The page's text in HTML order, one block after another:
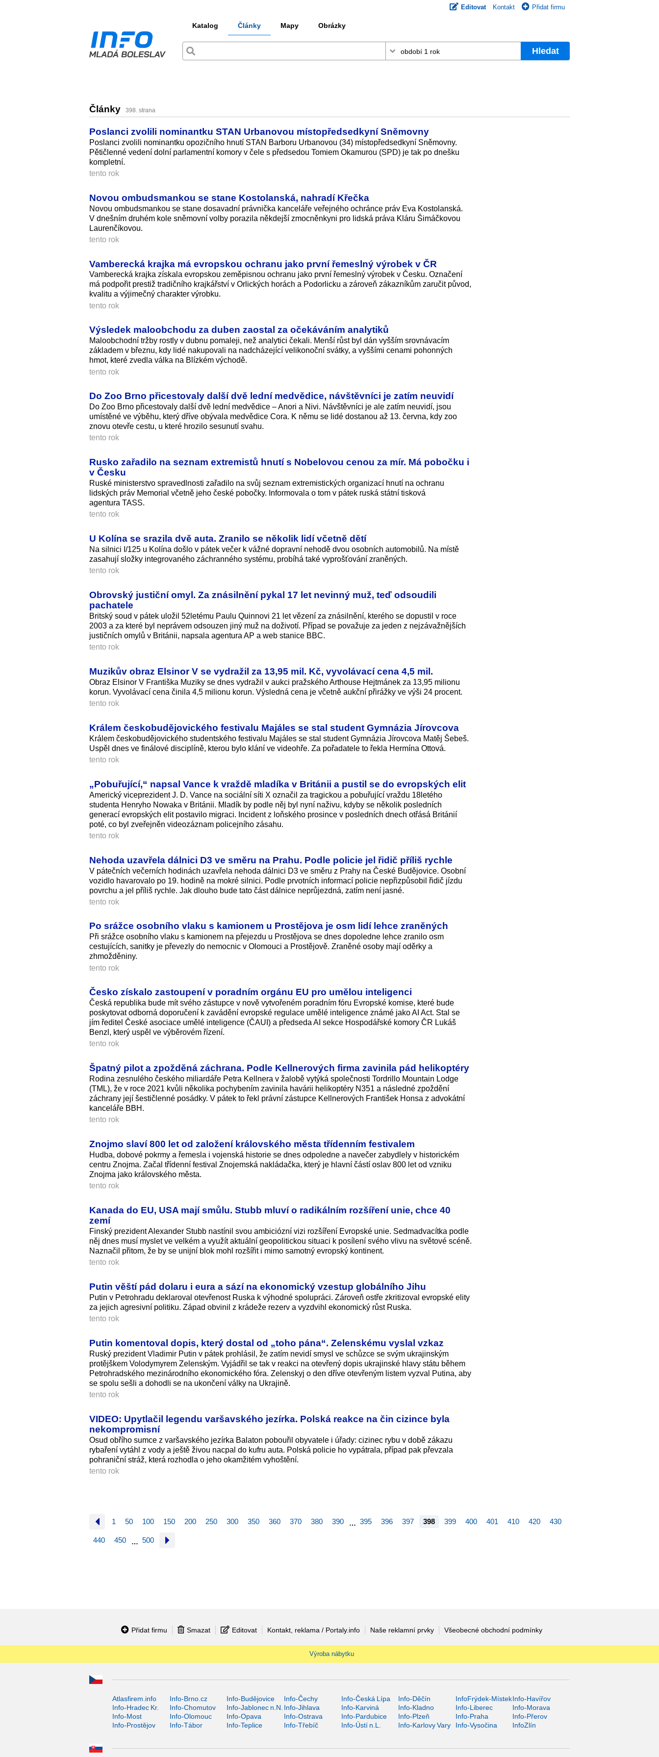
Editovat Kontakt Přidat firmu
Katalog Články Mapy Obrázky
Hledat
Články 398. strana
Poslanci zvolili nominantku STAN Urbanovou místopředsedkyní Sněmovny
Poslanci zvolili nominantku opozičního hnutí STAN Barboru Urbanovou (34) místopředsedkyní Sněmovny.
Pětičlenné vedení dolní parlamentní komory v čele s předsedou Tomiem Okamurou (SPD) je tak po dnešku
kompletní.
tento rok
Novou ombudsmankou se stane Kostolanská, nahradí Křečka
Novou ombudsmankou se stane dosavadní právnička kanceláře veřejného ochránce práv Eva Kostolanská.
V dnešním druhém kole sněmovní volby porazila někdejší zmocněnkyni pro lidská práva Kláru Šimáčkovou
Laurenčíkovou.
tento rok
Vamberecká krajka má evropskou ochranu jako první řemeslný výrobek v ČR
Vamberecká krajka získala evropskou zeměpisnou ochranu jako první řemeslný výrobek v Česku. Označení
má podpořit prestiž tradičního krajkářství v Orlických horách a Podorlicku a zároveň zákazníkům zaručit původ,
kvalitu a výjimečný charakter výrobku.
tento rok
Výsledek maloobchodu za duben zaostal za očekáváním analytiků
Maloobchodní tržby rostly v dubnu pomaleji, než analytici čekali. Menší růst byl dán vyšším srovnávacím
základem v březnu, kdy lidé nakupovali na nadcházející velikonoční svátky, a vyššími cenami pohonných
hmot, které zvedla válka na Blízkém východě.
tento rok
Do Zoo Brno přicestovaly další dvě lední medvědice, návštěvníci je zatím neuvidí
Do Zoo Brno přicestovaly další dvě lední medvědice – Anori a Nivi. Návštěvníci je ale zatím neuvidí, jsou
umístěné ve výběhu, který dříve obývala medvědice Cora. K němu se lidé dostanou až 13. června, kdy zoo
znovu otevře cestu, u které hrozilo sesunutí svahu.
tento rok
Rusko zařadilo na seznam extremistů hnutí s Nobelovou cenou za mír. Má pobočku i
v Česku
Ruské ministerstvo spravedlnosti zařadilo na svůj seznam extremistických organizací hnutí na ochranu
lidských práv Memorial včetně jeho české pobočky. Informovala o tom v pátek ruská státní tisková
agentura TASS.
tento rok
U Kolína se srazila dvě auta. Zranilo se několik lidí včetně dětí
Na silnici I/125 u Kolína došlo v pátek večer k vážné dopravní nehodě dvou osobních automobilů. Na místě
zasahují složky integrovaného záchranného systému, probíhá také vyprošťování zraněných.
tento rok
Obrovský justiční omyl. Za znásilnění pykal 17 let nevinný muž, teď odsoudili
pachatele
Britský soud v pátek uložil 52letému Paulu Quinnovi 21 let vězení za znásilnění, kterého se dopustil v roce
2003 a za které byl neprávem odsouzen jiný muž na doživotí. Případ se považuje za jeden z nejzávažnějších
justičních omylů v Británii, napsala agentura AP a web stanice BBC.
tento rok
Muzikův obraz Elsinor V se vydražil za 13,95 mil. Kč, vyvolávací cena 4,5 mil.
Obraz Elsinor V Františka Muziky se dnes vydražil v aukci pražského Arthouse Hejtmánek za 13,95 milionu
korun. Vyvolávací cena činila 4,5 milionu korun. Výsledná cena je včetně aukční přirážky ve výši 24 procent.
tento rok
Králem českobudějovického festivalu Majáles se stal student Gymnázia Jírovcova
Králem českobudějovického studentského festivalu Majáles se stal student Gymnázia Jírovcova Matěj Šebeš.
Uspěl dnes ve finálové disciplíně, kterou bylo klání ve videohře. Za pořadatele to řekla Hermína Ottová.
tento rok
„Pobuřující,“ napsal Vance k vraždě mladíka v Británii a pustil se do evropských elit
Americký viceprezident J. D. Vance na sociální síti X označil za tragickou a pobuřující vraždu 18letého
studenta Henryho Nowaka v Británii. Mladík by podle něj byl nyní naživu, kdyby se několik posledních
generací evropských elit postavilo migraci. Incident z loňského prosince v posledních dnech otřásá Británií
poté, co byl zveřejněn videozáznam policejního zásahu.
tento rok
Nehoda uzavřela dálnici D3 ve směru na Prahu. Podle policie jel řidič příliš rychle
V pátečních večerních hodinách uzavřela nehoda dálnici D3 ve směru z Prahy na České Budějovice. Osobní
vozidlo havarovalo po 19. hodině na mokré silnici. Podle prvotních informací policie nepřizpůsobil řidič jízdu
povrchu a jel příliš rychle. Jak dlouho bude tato část dálnice neprůjezdná, zatím není jasné.
tento rok
Po srážce osobního vlaku s kamionem u Prostějova je osm lidí lehce zraněných
Při srážce osobního vlaku s kamionem na přejezdu u Prostějova se dnes dopoledne lehce zranilo osm
cestujících, sanitky je převezly do nemocnic v Olomouci a Prostějově. Zraněné osoby mají oděrky a
zhmožděniny.
tento rok
Česko získalo zastoupení v poradním orgánu EU pro umělou inteligenci
Česká republika bude mít svého zástupce v nově vytvořeném poradním fóru Evropské komise, které bude
poskytovat odborná doporučení k zavádění evropské regulace umělé inteligence známé jako AI Act. Stal se
jím ředitel České asociace umělé inteligence (ČAUI) a předseda AI sekce Hospodářské komory ČR Lukáš
Benzl, který uspěl ve výběrovém řízení.
tento rok
Špatný pilot a zpožděná záchrana. Podle Kellnerových firma zavinila pád helikoptéry
Rodina zesnulého českého miliardáře Petra Kellnera v žalobě vytýká společnosti Tordrillo Mountain Lodge
(TML), že v roce 2021 kvůli několika pochybením zavinila havárii helikoptéry N351 a následné zpoždění
záchrany její šestičlenné posádky. V pátek to řekl právní zástupce Kellnerových František Honsa z advokátní
kanceláře BBH.
tento rok
Znojmo slaví 800 let od založení královského města třídenním festivalem
Hudba, dobové pokrmy a řemesla i vojenská historie se dnes odpoledne a navečer zabydlely v historickém
centru Znojma. Začal třídenní festival Znojemská nakládačka, který je hlavní částí oslav 800 let od vzniku
Znojma jako královského města.
tento rok
Kanada do EU, USA mají smůlu. Stubb mluví o radikálním rozšíření unie, chce 40
zemí
Finský prezident Alexander Stubb nastínil svou ambiciózní vizi rozšíření Evropské unie. Sedmadvacítka podle
něj dnes musí myslet ve velkém a využít aktuální geopolitickou situaci k posílení svého vlivu na světové scéně.
Naznačil přitom, že by se unijní blok mohl rozšířit i mimo samotný evropský kontinent.
tento rok
Putin věští pád dolaru i eura a sází na ekonomický vzestup globálního Jihu
Putin v Petrohradu deklaroval otevřenost Ruska k výhodné spolupráci. Zároveň ostře zkritizoval evropské elity
za jejich agresivní politiku. Západ obvinil z krádeže rezerv a vyzdvihl ekonomický růst Ruska.
tento rok
Putin komentoval dopis, který dostal od „toho pána“. Zelenskému vyslal vzkaz
Ruský prezident Vladimir Putin v pátek prohlásil, že zatím nevidí smysl ve schůzce se svým ukrajinským
protějškem Volodymyrem Zelenským. Vyjádřil se tak v reakci na otevřený dopis ukrajinské hlavy státu během
Petrohradského mezinárodního ekonomického fóra. Zelenskyj o den dříve otevřeným listem vyzval Putina, aby
se spolu sešli a dohodli se na ukončení války na Ukrajině.
tento rok
VIDEO: Upytlačil legendu varšavského jezírka. Polská reakce na čin cizince byla
nekompromisní
Osud obřího sumce z varšavského jezírka Balaton pobouřil obyvatele i úřady: cizinec rybu v době zákazu
rybaření vytáhl z vody a ještě živou nacpal do kufru auta. Polská policie ho vypátrala, případ pak převzala
pohraniční stráž, která rozhodla o jeho okamžitém vyhoštění.
tento rok
1 50 100 150 200 250 300 350 360 370 380 390 … 395 396 397 398 399 400 401 410 420 430
440 450 … 500
Přidat firmu Smazat Editovat Kontakt, reklama / Portaly.info Naše reklamní prvky Všeobecné obchodní podmínky
Výroba nábytku
Atlasfirem.info Info-Brno.cz Info-Budějovice Info-Čechy Info-Česká Lípa Info-Děčín InfoFrýdek-MístekInfo-Havířov
Info-Hradec Kr.
Info-Chomutov Info-Jablonec n.N. Info-Jihlava Info-Karviná Info-Kladno Info-Liberec
Info-Morava
Info-Most
Info-Olomouc Info-Opava Info-Ostrava Info-Pardubice Info-Plzeň Info-Praha
Info-Přerov
Info-Prostějov
Info-Tábor Info-Teplice Info-Třebíč Info-Ústí n.L. Info-Karlovy Vary Info-Vysočina InfoZlín